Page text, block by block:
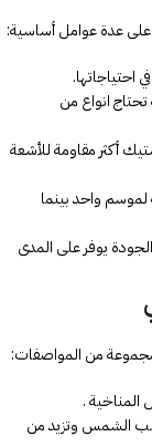
على عدة عوامل أساسية:
احتياجاتها.
انواع من
أكثر مقاومة للأشعة
واحد بينما
يوفر على المدى
مجموعة من المواصفات:
المناخية .
الشمس وتزيد من